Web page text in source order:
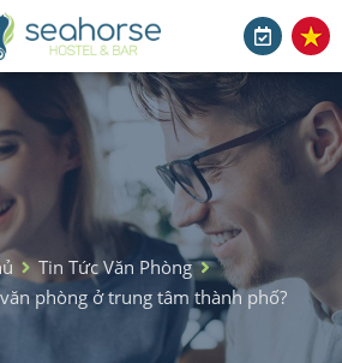
Tin Tức Văn Phòng
phòng ở trung tâm thành phố?